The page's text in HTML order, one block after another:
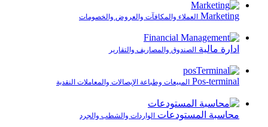
Marketing العملاء والمكافآت والعروض والخصومات
ادارة مالية الصندوق والمصاريف والتقارير
Pos-terminal المبيعات وطباعة الإيصالات والمعاملات النقدية
محاسبة المستودعات الواردات والشطب والجرد